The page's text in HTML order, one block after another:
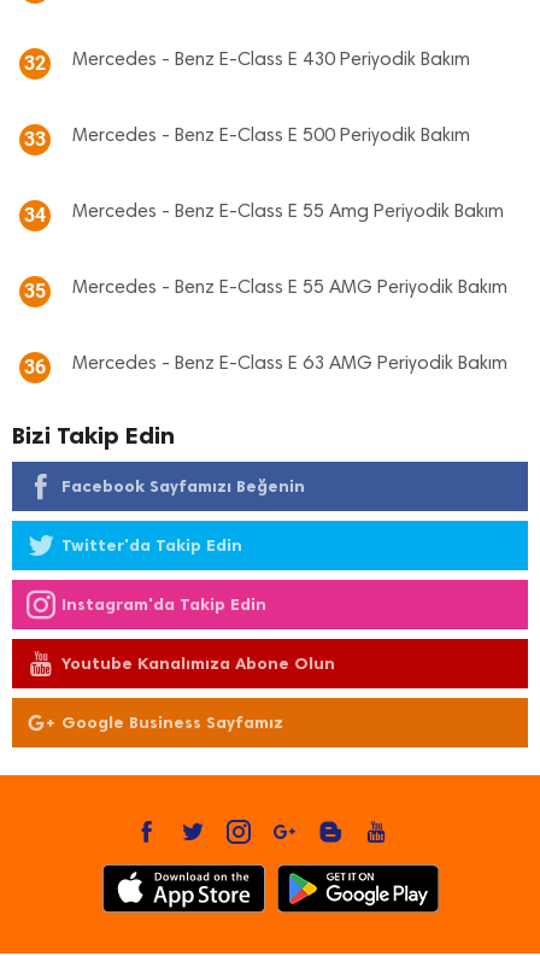
32 Mercedes - Benz E-Class E 430 Periyodik Bakım
33 Mercedes - Benz E-Class E 500 Periyodik Bakım
34 Mercedes - Benz E-Class E 55 Amg Periyodik Bakım
35 Mercedes - Benz E-Class E 55 AMG Periyodik Bakım
36 Mercedes - Benz E-Class E 63 AMG Periyodik Bakım
Bizi Takip Edin
Facebook Sayfamızı Beğenin
Twitter'da Takip Edin
Instagram'da Takip Edin
Youtube Kanalımıza Abone Olun
Google Business Sayfamız